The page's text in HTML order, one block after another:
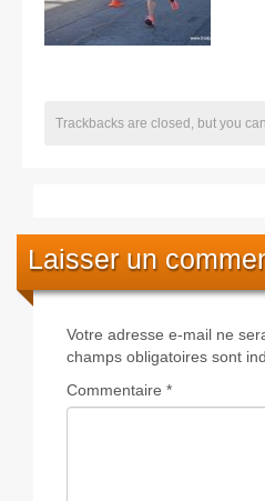
Trackbacks are closed, but you can
Laisser un
Votre adresse e-mail ne
champs obligatoires sont
Commentaire *